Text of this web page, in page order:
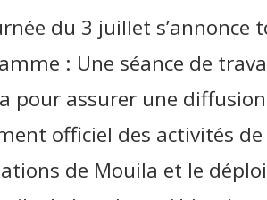
du 3 juillet s’annonce
: Une séance de
pour assurer une
officiel des activités
de Mouila et le